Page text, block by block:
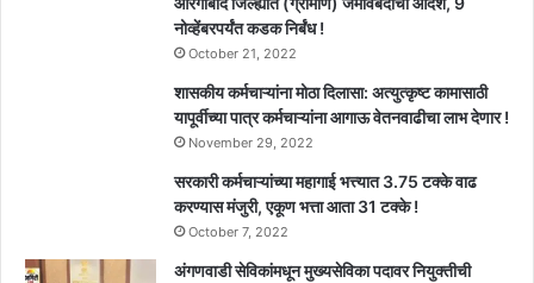
नोव्हेंबरपर्यंत कडक निर्बंध !
October 21, 2022
शासकीय कर्मचाऱ्यांना मोठा दिलासा: अत्युत्कृष्ट कामासाठी
यापूर्वीच्या पात्र कर्मचाऱ्यांना आगाऊ वेतनवाढीचा लाभ देणार !
November 29, 2022
सरकारी कर्मचाऱ्यांच्या महागाई भत्त्यात 3.75 टक्के वाढ
करण्यास मंजुरी, एकूण भत्ता आता 31 टक्के !
October 7, 2022
अंगणवाडी सेविकांमधून मुख्यसेविका पदावर नियुक्तीची